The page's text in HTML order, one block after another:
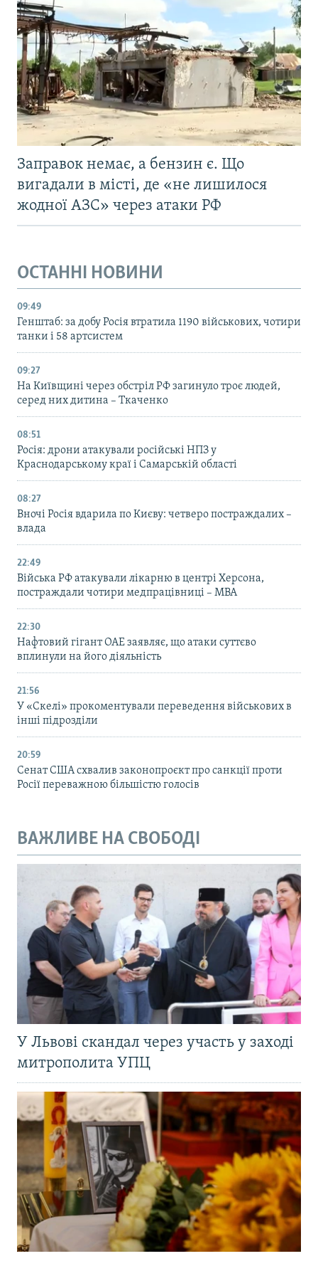
Заправок немає, а бензин є. Що
вигадали в місті, де «не лишилося
жодної АЗС» через атаки РФ
ОСТАННІ НОВИНИ
09:49
Генштаб: за добу Росія втратила 1190 військових, чотири
танки і 58 артсистем
09:27
На Київщині через обстріл РФ загинуло троє людей,
серед них дитина – Ткаченко
08:51
Росія: дрони атакували російські НПЗ у
Краснодарському краї і Самарській області
08:27
Вночі Росія вдарила по Києву: четверо постраждалих –
влада
22:49
Війська РФ атакували лікарню в центрі Херсона,
постраждали чотири медпрацівниці – МВА
22:30
Нафтовий гігант ОАЕ заявляє, що атаки суттєво
вплинули на його діяльність
21:56
У «Скелі» прокоментували переведення військових в
інші підрозділи
20:59
Cенат США схвалив законопроєкт про санкції проти
Росії переважною більшістю голосів
ВАЖЛИВЕ НА СВОБОДІ
У Львові скандал через участь у заході
митрополита УПЦ